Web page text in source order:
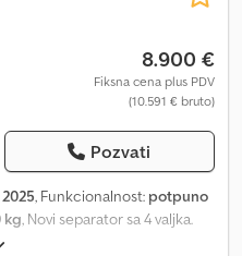
8.900 €
Fiksna cena plus PDV
(10.591 € bruto)
Pozvati
2025, Funkcionalnost: potpuno
kg, Novi separator sa 4 valjka.
Djpfx Al Dok